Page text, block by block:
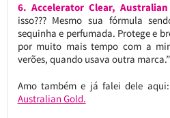
6. Accelerator Clear,
isso??? Mesmo sua fórmula
sequinha e perfumada. Protege e
por muito mais tempo com a
verões, quando usava outra marca.”
Amo também e já falei dele aqui:
Australian Gold.